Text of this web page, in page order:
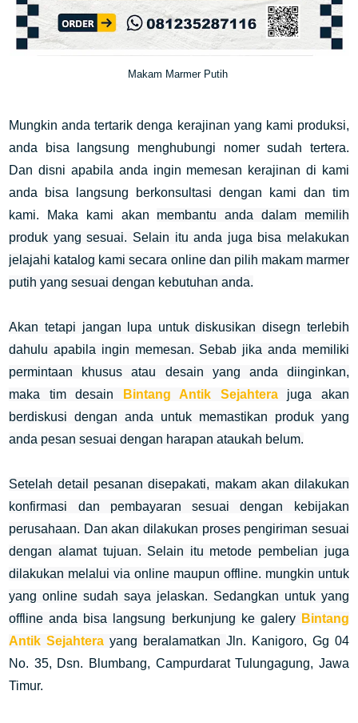
Makam Marmer Putih
Mungkin anda tertarik denga kerajinan yang kami produksi,
anda bisa langsung menghubungi nomer sudah tertera.
Dan disni apabila anda ingin memesan kerajinan di kami
anda bisa langsung berkonsultasi dengan kami dan tim
kami. Maka kami akan membantu anda dalam memilih
produk yang sesuai. Selain itu anda juga bisa melakukan
jelajahi katalog kami secara online dan pilih makam marmer
putih yang sesuai dengan kebutuhan anda.
Akan tetapi jangan lupa untuk diskusikan disegn terlebih
dahulu apabila ingin memesan. Sebab jika anda memiliki
permintaan khusus atau desain yang anda diinginkan,
maka tim desain
Bintang Antik Sejahterajuga akan
berdiskusi dengan anda untuk memastikan produk yang
anda pesan sesuai dengan harapan ataukah belum.
Setelah detail pesanan disepakati, makam akan dilakukan
konfirmasi dan pembayaran sesuai dengan kebijakan
perusahaan. Dan akan dilakukan proses pengiriman sesuai
dengan alamat tujuan. Selain itu metode pembelian juga
dilakukan melalui via online maupun offline. mungkin untuk
yang online sudah saya jelaskan. Sedangkan untuk yang
offline anda bisa langsung berkunjung ke galery Bintang
Antik Sejahtera yang beralamatkan Jln. Kanigoro, Gg 04
No. 35, Dsn. Blumbang, Campurdarat Tulungagung, Jawa
Timur.